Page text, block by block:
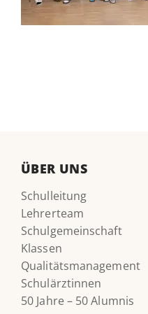
ÜBER UNS
Schulleitung
Lehrerteam
Schulgemeinschaft
Klassen
Qualitätsmanagement
Schulärztinnen
50 Jahre – 50 Alumnis